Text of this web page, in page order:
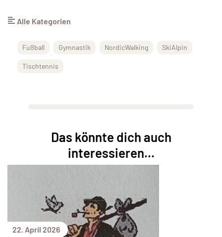
Alle Kategorien
Fußball Gymnastik NordicWalking SkiAlpin
Tischtennis
Das könnte dich auch
interessieren...
22. April 2026